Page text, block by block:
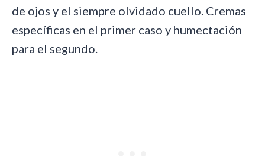
de ojos y el siempre olvidado cuello. Cremas
específicas en el primer caso y humectación
para el segundo.